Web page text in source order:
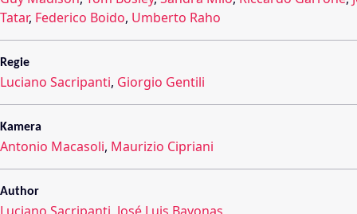
Tatar, Federico Boido, Umberto Raho
Regie
Luciano Sacripanti, Giorgio Gentili
Kamera
Antonio Macasoli, Maurizio Cipriani
Author